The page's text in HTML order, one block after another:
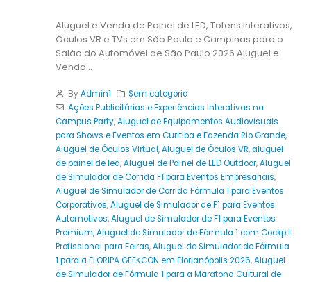
Aluguel e Venda de Painel de LED, Totens Interativos,
Óculos VR e TVs em São Paulo e Campinas para o
Salão do Automóvel de São Paulo 2026 Aluguel e
Venda...
ByAdmin1
Sem categoria
Ações Publicitárias e Experiências Interativas na
Campus Party,Aluguel de Equipamentos Audiovisuais
para Shows e Eventos em Curitiba e Fazenda Rio Grande,
Aluguel de Óculos Virtual,Aluguel de Óculos VR,aluguel
de painel de led,Aluguel de Painel de LED Outdoor,Aluguel
de Simulador de Corrida F1 para Eventos Empresariais,
Aluguel de Simulador de Corrida Fórmula 1 para Eventos
Corporativos,Aluguel de Simulador de F1 para Eventos
Automotivos,Aluguel de Simulador de F1 para Eventos
Premium,Aluguel de Simulador de Fórmula 1 com Cockpit
Profissional para Feiras,Aluguel de Simulador de Fórmula
1 para a FLORIPA GEEKCON em Florianópolis 2026,Aluguel
de Simulador de Fórmula 1 para a Maratona Cultural de